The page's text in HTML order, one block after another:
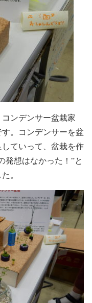
ンデンサー盆栽家
。コンデンサーを盆
ていって、盆栽を作
発想はなかった！”と
。